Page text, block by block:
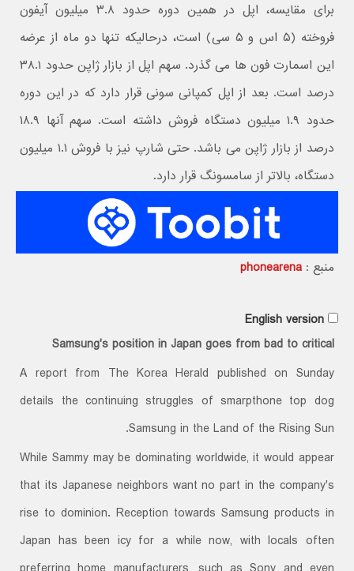
برای مقایسه، اپل در همین دوره حدود ۳.۸ میلیون آیفون
فروخته (۵ اس و ۵ سی) است، درحالیکه تنها دو ماه از عرضه
این اسمارت فون ها می گذرد. سهم اپل از بازار ژاپن حدود ۳۸.۱
درصد است. بعد از اپل کمپانی سونی قرار دارد که در این دوره
حدود ۱.۹ میلیون دستگاه فروش داشته است. سهم آنها ۱۸.۹
درصد از بازار ژاپن می باشد. حتی شارپ نیز با فروش ۱.۱ میلیون
دستگاه، بالاتر از سامسونگ قرار دارد.
منبع :phonearena
English version
Samsung's position in Japan goes from bad to critical
A report from The Korea Herald published on Sunday
details the continuing struggles of smarpthone top dog
Samsung in the Land of the Rising Sun.
While Sammy may be dominating worldwide, it would appear
that its Japanese neighbors want no part in the company's
rise to dominion. Reception towards Samsung products in
Japan has been icy for a while now, with locals often